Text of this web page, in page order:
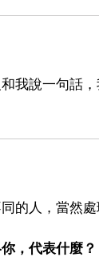
我說一句話
的人，當然
，代表什麼